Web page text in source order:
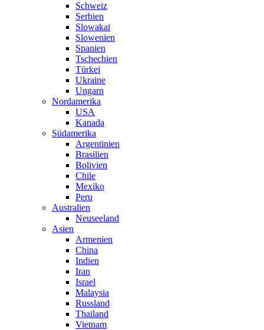
Schweiz
Serbien
Slowakai
Slowenien
Spanien
Tschechien
Türkei
Ukraine
Ungarn
Nordamerika
USA
Kanada
Südamerika
Argentinien
Brasilien
Bolivien
Chile
Mexiko
Peru
Australien
Neuseeland
Asien
Armenien
China
Indien
Iran
Israel
Malaysia
Russland
Thailand
Vietnam